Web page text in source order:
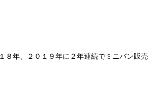
８年、２０１９年に２年連続でミニバン販売